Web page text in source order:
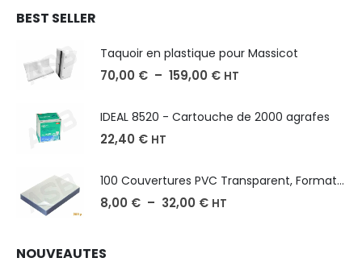
BEST SELLER
Taquoir en plastique pour Massicot
70,00 € – 159,00 € HT
IDEAL 8520 - Cartouche de 2000 agrafes
22,40 € HT
100 Couvertures PVC Transparent, Format A3-A4-A5
8,00 € – 32,00 € HT
NOUVEAUTES